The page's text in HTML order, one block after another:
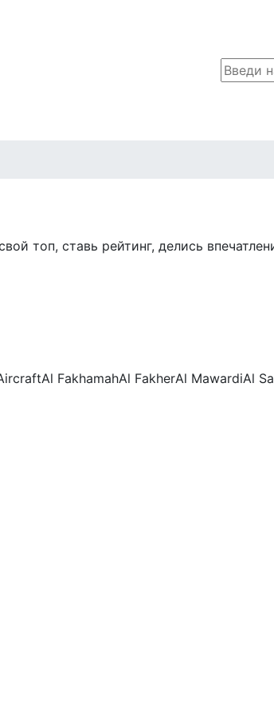
топ, ставь рейтинг, делись
Al FakhamahAl FakherAl MawardiAl